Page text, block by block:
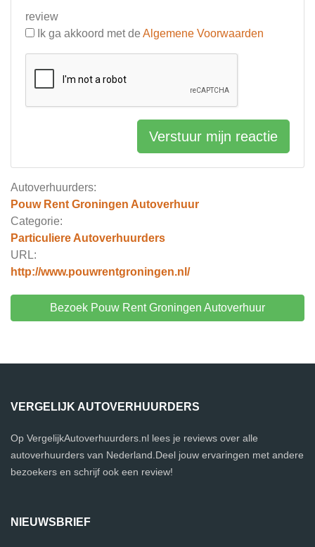
Autoverhuurders:
Pouw Rent Groningen Autoverhuur
Categorie:
Particuliere Autoverhuurders
URL:
http://www.pouwrentgroningen.nl/
Bezoek Pouw Rent Groningen Autoverhuur
review
Ik ga akkoord met de Algemene Voorwaarden
Verstuur mijn reactie
VERGELIJK AUTOVERHUURDERS
Op VergelijkAutoverhuurders.nl lees je reviews over alle
autoverhuurders van Nederland.Deel jouw ervaringen met andere
bezoekers en schrijf ook een review!
NIEUWSBRIEF